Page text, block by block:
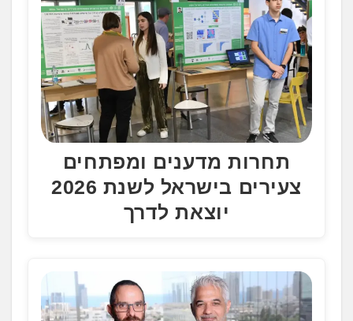
תחרות מדענים ומפתחים
צעירים בישראל לשנת 2026
יוצאת לדרך